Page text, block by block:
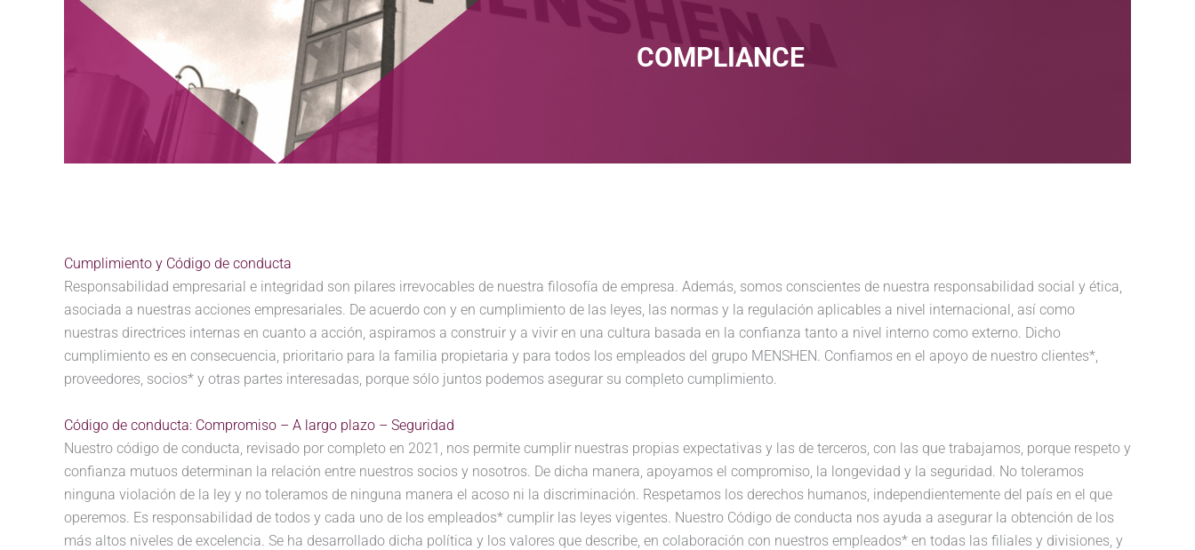
COMPLIANCE
Cumplimiento y Código de conducta
Responsabilidad empresarial e integridad son pilares irrevocables de nuestra filosofía de empresa. Además, somos conscientes de nuestra responsabilidad social y ética,
asociada a nuestras acciones empresariales. De acuerdo con y en cumplimiento de las leyes, las normas y la regulación aplicables a nivel internacional, así como
nuestras directrices internas en cuanto a acción, aspiramos a construir y a vivir en una cultura basada en la confianza tanto a nivel interno como externo. Dicho
cumplimiento es en consecuencia, prioritario para la familia propietaria y para todos los empleados del grupo MENSHEN. Confiamos en el apoyo de nuestro clientes*,
proveedores, socios* y otras partes interesadas, porque sólo juntos podemos asegurar su completo cumplimiento.
Código de conducta: Compromiso – A largo plazo – Seguridad
Nuestro código de conducta, revisado por completo en 2021, nos permite cumplir nuestras propias expectativas y las de terceros, con las que trabajamos, porque respeto y
confianza mutuos determinan la relación entre nuestros socios y nosotros. De dicha manera, apoyamos el compromiso, la longevidad y la seguridad. No toleramos
ninguna violación de la ley y no toleramos de ninguna manera el acoso ni la discriminación. Respetamos los derechos humanos, independientemente del país en el que
operemos. Es responsabilidad de todos y cada uno de los empleados* cumplir las leyes vigentes. Nuestro Código de conducta nos ayuda a asegurar la obtención de los
más altos niveles de excelencia. Se ha desarrollado dicha política y los valores que describe, en colaboración con nuestros empleados* en todas las filiales y divisiones, y